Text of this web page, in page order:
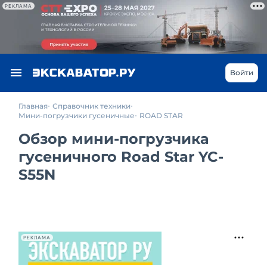
РЕКЛАМА
Войти
Главная Справочник техники
Мини-погрузчики гусеничные
ROAD STAR
Обзор мини-погрузчика
гусеничного Road Star YC-
S55N
РЕКЛАМА